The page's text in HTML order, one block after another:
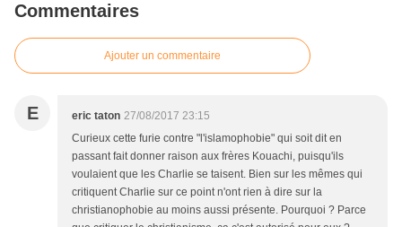
Commentaires
Ajouter un commentaire
E eric taton 27/08/2017 23:15
Curieux cette furie contre "l'islamophobie" qui soit dit en
passant fait donner raison aux frères Kouachi, puisqu'ils
voulaient que les Charlie se taisent. Bien sur les mêmes qui
critiquent Charlie sur ce point n'ont rien à dire sur la
christianophobie au moins aussi présente. Pourquoi ? Parce